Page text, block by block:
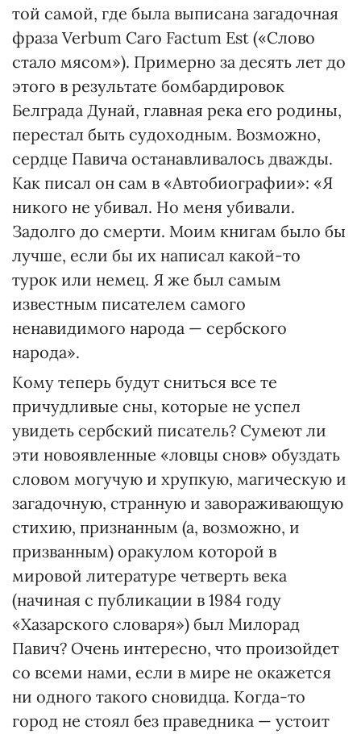
той самой, где была выписана загадочная
фраза Verbum Caro Factum Est («Слово
стало мясом»). Примерно за десять лет до
этого в результате бомбардировок
Белграда Дунай, главная река его родины,
перестал быть судоходным. Возможно,
сердце Павича останавливалось дважды.
Как писал он сам в «Автобиографии»: «Я
никого не убивал. Но меня убивали.
Задолго до смерти. Моим книгам было бы
лучше, если бы их написал какой-то
турок или немец. Я же был самым
известным писателем самого
ненавидимого народа — сербского
народа».
Кому теперь будут сниться все те
причудливые сны, которые не успел
увидеть сербский писатель? Сумеют ли
эти новоявленные «ловцы снов» обуздать
словом могучую и хрупкую, магическую и
загадочную, странную и завораживающую
стихию, признанным (а, возможно, и
призванным) оракулом которой в
мировой литературе четверть века
(начиная с публикации в 1984 году
«Хазарского словаря») был Милорад
Павич? Очень интересно, что произойдет
со всеми нами, если в мире не окажется
ни одного такого сновидца. Когда-то
город не стоял без праведника — устоит